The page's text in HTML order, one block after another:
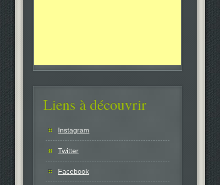
Liens à découvrir
Instagram
Twitter
Facebook